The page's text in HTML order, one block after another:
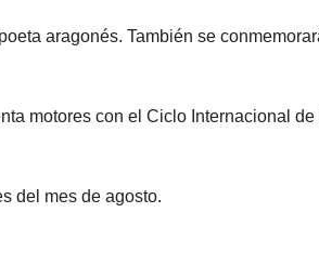
aragonés. También se
motores con el Ciclo Internacional de
del mes de agosto.